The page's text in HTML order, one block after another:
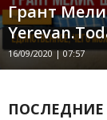
Грант
16/09/2020 | 07:57